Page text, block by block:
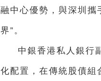
融中心優勢，與深圳攜
界”。
中銀香港私人銀行
化配置，在傳統股債